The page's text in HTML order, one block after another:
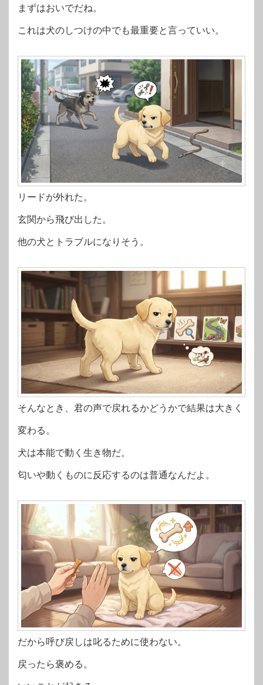
まずはおいでだね。
これは犬のしつけの中でも最重要と言っていい。
リードが外れた。
玄関から飛び出した。
他の犬とトラブルになりそう。
そんなとき、君の声で戻れるかどうかで結果は大きく
変わる。
犬は本能で動く生き物だ。
匂いや動くものに反応するのは普通なんだよ。
だから呼び戻しは叱るために使わない。
戻ったら褒める。